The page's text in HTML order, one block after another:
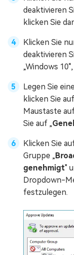
deaktivieren
klicken Sie
Klicken Sie
deaktivieren
„Windows
Legen Sie
klicken Sie
Maustaste
Sie auf „
Klicken Sie
Gruppe „
genehmigt"
Dropdown-
festzulegen.